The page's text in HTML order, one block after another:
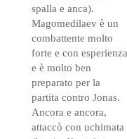
spalla e anca).
Magomedilaev è un
combattente molto
forte e con esperienza
e è molto ben
preparato per la
partita contro Jonas.
Ancora e ancora,
attaccò con uchimata